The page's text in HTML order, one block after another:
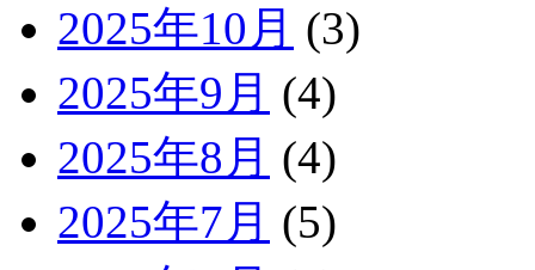
2025年10月 (3)
2025年9月 (4)
2025年8月 (4)
2025年7月 (5)